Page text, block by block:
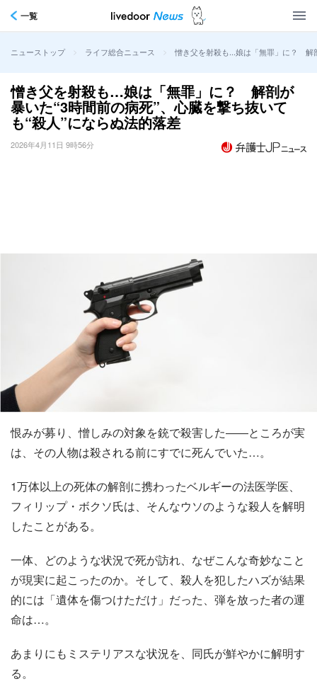
一覧
ニューストップ > ライフ総合ニュース > 憎き父を射殺も…娘は「無罪」に？ 解
憎き父を射殺も…娘は「無罪」に？ 解剖が
暴いた“3時間前の病死”、心臓を撃ち抜いて
も“殺人”にならぬ法的落差
2026年4月11日 9時56分
恨みが募り、憎しみの対象を銃で殺害した――ところが実
は、その人物は殺される前にすでに死んでいた…。
1万体以上の死体の解剖に携わったベルギーの法医学医、
フィリップ・ボクソ氏は、そんなウソのような殺人を解明
したことがある。
一体、どのような状況で死が訪れ、なぜこんな奇妙なこと
が現実に起こったのか。そして、殺人を犯したハズが結果
的には「遺体を傷つけただけ」だった、弾を放った者の運
命は…。
あまりにもミステリアスな状況を、同氏が鮮やかに解明す
る。